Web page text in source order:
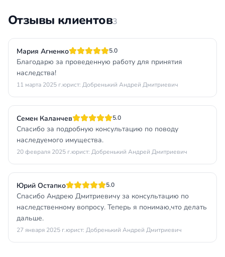
Отзывы клиентов3
Мария Агненко 5.0
Благодарю за проведенную работу для принятия
наследства!
11 марта 2025 г.юрист: Добренький Андрей Дмитриевич
Семен Каланчев 5.0
Спасибо за подробную консультацию по поводу
наследуемого имущества.
20 февраля 2025 г.юрист: Добренький Андрей Дмитриевич
Юрий Остапко 5.0
Спасибо Андрею Дмитриевичу за консультацию по
наследственному вопросу. Теперь я понимаю,что делать
дальше.
27 января 2025 г.юрист: Добренький Андрей Дмитриевич